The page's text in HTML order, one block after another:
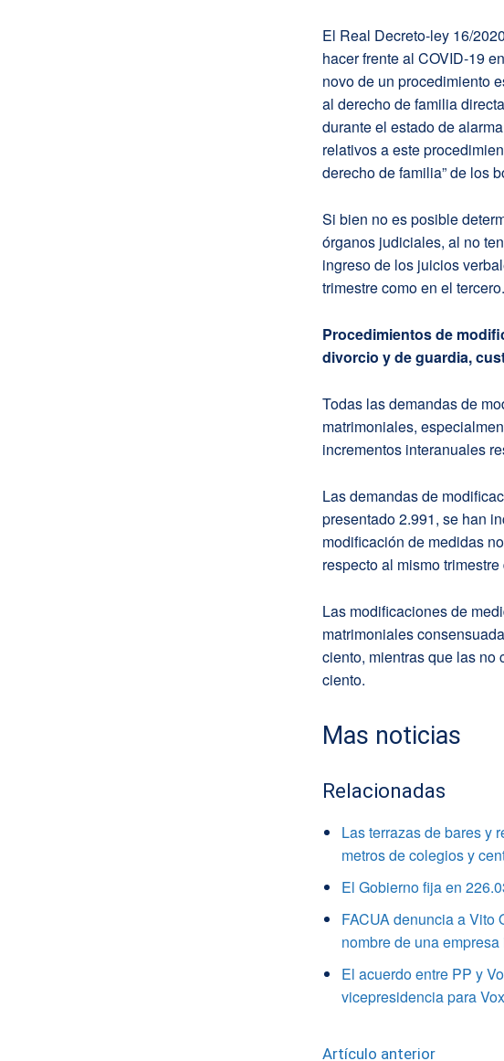
El Real Decreto-ley 16/
hacer frente al COVID-19
novo de un procedimiento
al derecho de familia
durante el estado de
relativos a este
derecho de familia” de los
Si bien no es posible
órganos judiciales, al no
ingreso de los juicios
trimestre como en el tercero.
Procedimientos de
divorcio y de guardia,
Todas las demandas de
matrimoniales,
incrementos interanuales
Las demandas de
presentado 2.991, se han
modificación de medidas
respecto al mismo trimestre
Las modificaciones de
matrimoniales
ciento, mientras que las no
ciento.
Mas noticias
Relacionadas
Las terrazas de bares y
metros de colegios y
El Gobierno fija en
FACUA denuncia a Vito
nombre de una
El acuerdo entre PP y
vicepresidencia para Vox
Artículo anterior